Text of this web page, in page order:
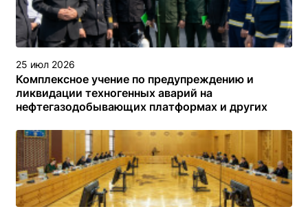
25 июл 2026
Комплексное учение по предупреждению и
ликвидации техногенных аварий на
нефтегазодобывающих платформах и других
туркменском секторе Каспийского моря